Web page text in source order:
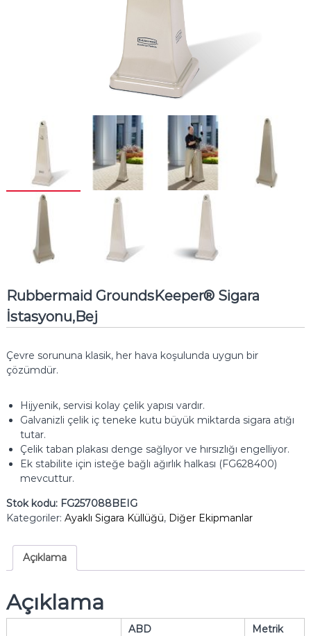
Rubbermaid GroundsKeeper® Sigara
İstasyonu,Bej
Çevre sorununa klasik, her hava koşulunda uygun bir
çözümdür.
Hijyenik, servisi kolay çelik yapısı vardır.
Galvanizli çelik iç teneke kutu büyük miktarda sigara atığı
tutar.
Çelik taban plakası denge sağlıyor ve hırsızlığı engelliyor.
Ek stabilite için isteğe bağlı ağırlık halkası (FG628400)
mevcuttur.
Stok kodu: FG257088BEIG
Kategoriler: Ayaklı Sigara Küllüğü, Diğer Ekipmanlar
Açıklama
Açıklama
ABD
Metrik